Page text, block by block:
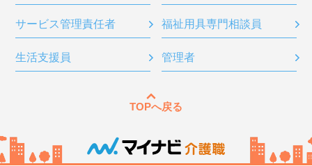
サービス管理責任者 福祉用具専門相談員
生活支援員 管理者
TOPへ戻る